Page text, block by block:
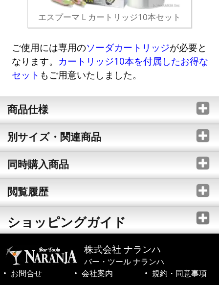
エスプーマ L カートリッジ10本セット
ご使用には専用のソーダカートリッジが必要と
なります。 カートリッジ10本を付属したお得な
セット もご用意いたしました。
商品仕様
別サイズ・関連商品
同時購入商品
閲覧履歴
ショッピングガイド
株式会社 ナランハ
バー・ツール ナランハ
お問合せ
会社案内
規約・同意事項